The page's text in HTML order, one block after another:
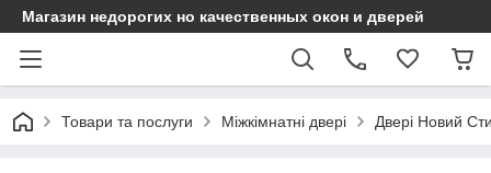
Магазин недорогих но качественных окон и дверей
Товари та послуги Міжкімнатні двері Двері Новий